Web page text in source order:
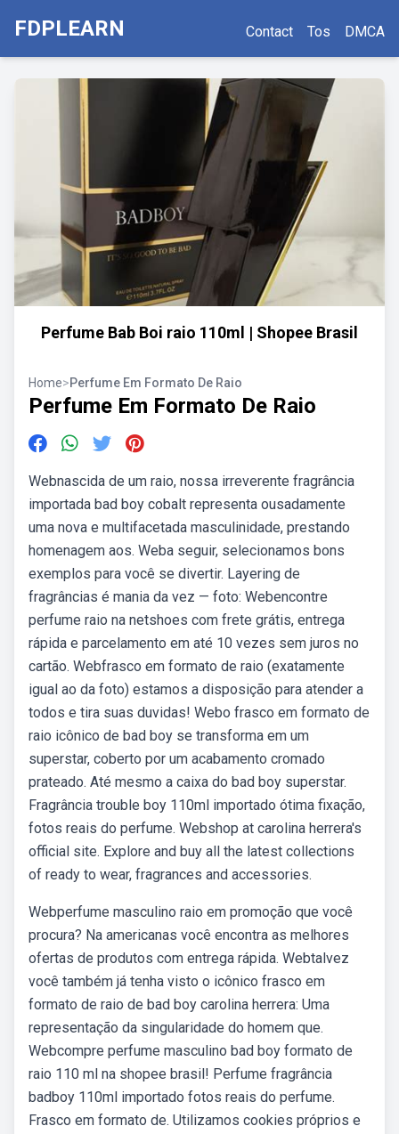
FDPLEARN Contact Tos DMCA
Perfume Bab Boi raio 110ml | Shopee Brasil
Home>Perfume Em Formato De Raio
Perfume Em Formato De Raio
Webnascida de um raio, nossa irreverente fragrância
importada bad boy cobalt representa ousadamente
uma nova e multifacetada masculinidade, prestando
homenagem aos. Weba seguir, selecionamos bons
exemplos para você se divertir. Layering de
fragrâncias é mania da vez — foto: Webencontre
perfume raio na netshoes com frete grátis, entrega
rápida e parcelamento em até 10 vezes sem juros no
cartão. Webfrasco em formato de raio (exatamente
igual ao da foto) estamos a disposição para atender a
todos e tira suas duvidas! Webo frasco em formato de
raio icônico de bad boy se transforma em um
superstar, coberto por um acabamento cromado
prateado. Até mesmo a caixa do bad boy superstar.
Fragrância trouble boy 110ml importado ótima fixação,
fotos reais do perfume. Webshop at carolina herrera's
official site. Explore and buy all the latest collections
of ready to wear, fragrances and accessories.
Webperfume masculino raio em promoção que você
procura? Na americanas você encontra as melhores
ofertas de produtos com entrega rápida. Webtalvez
você também já tenha visto o icônico frasco em
formato de raio de bad boy carolina herrera: Uma
representação da singularidade do homem que.
Webcompre perfume masculino bad boy formato de
raio 110 ml na shopee brasil! Perfume fragrância
badboy 110ml importado fotos reais do perfume.
Frasco em formato de. Utilizamos cookies próprios e